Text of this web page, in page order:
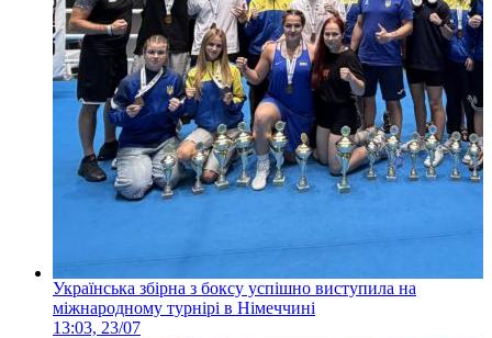
Українська збірна з боксу успішно виступила на
міжнародному турнірі в Німеччині
13:03, 23/07